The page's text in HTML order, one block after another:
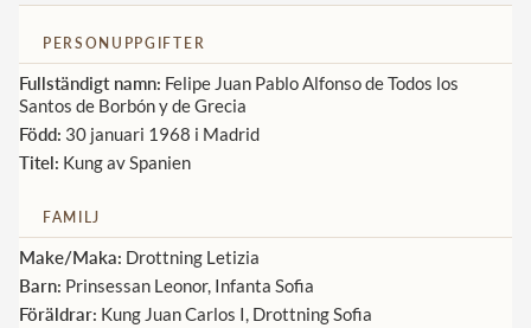
VÄRLDENS KUNGAHUS
Svenska kungahuset
Danska kungahuset
Spanska kungahuset
PERSONUPPGIFTER
Fullständigt namn: Felipe Juan Pablo Alfonso de Todos los
Santos de Borbón y de Grecia
Född: 30 januari 1968 i Madrid
Titel: Kung av Spanien
FAMILJ
Make/Maka: Drottning Letizia
Barn: Prinsessan Leonor, Infanta Sofia
Föräldrar: Kung Juan Carlos I, Drottning Sofia